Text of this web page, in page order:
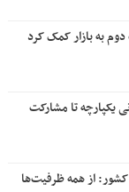
به بازار کمک کرد
یکپارچه تا مشارکت
از همه ظرفیت‌ها